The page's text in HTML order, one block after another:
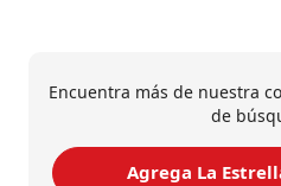
Encuentra más de nuestra
de
Agrega La